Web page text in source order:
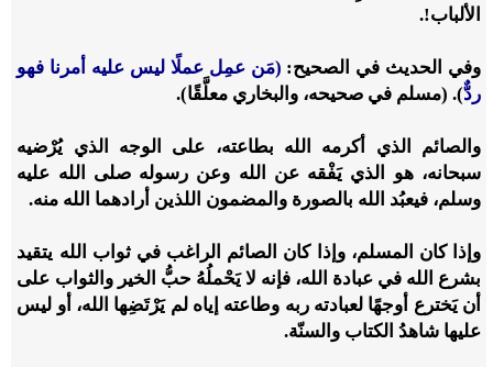
الألباب!.
وفي الحديث في الصحيح: (مَن عمِل عملًا ليس عليه أمرنا فهو
ردٌّ). (مسلم في صحيحه، والبخاري معلَّقًا).
والصائم الذي أكرمه الله بطاعته، على الوجه الذي يُرْضيه
سبحانه، هو الذي يَفْقه عن الله وعن رسوله صلى الله عليه
وسلم، فيعبُد الله بالصورة والمضمون اللذين أرادهما الله منه.
وإذا كان المسلم، وإذا كان الصائم الراغب في ثواب الله يتقيد
بشرع الله في عبادة الله، فإنه لا يَحْملُهُ حبُّ الخير والثواب على
أن يَخترع أوجهًا لعبادته ربه وطاعته إياه لم يَرْتَضِها الله، أو ليس
عليها شاهدُ الكتاب والسنّة.